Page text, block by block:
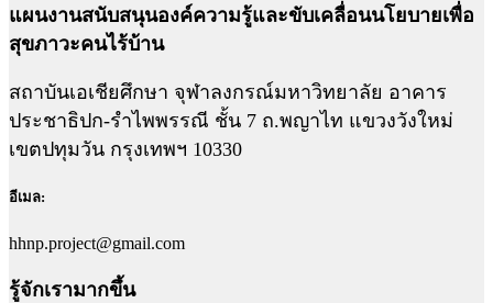
แผนงานสนับสนุนองค์ความรู้และขับเคลื่อนนโยบายเพื่อ
สุขภาวะคนไร้บ้าน
สถาบันเอเชียศึกษา จุฬาลงกรณ์มหาวิทยาลัย อาคาร
ประชาธิปก-รำไพพรรณี ชั้น 7 ถ.พญาไท แขวงวังใหม่
เขตปทุมวัน กรุงเทพฯ 10330
อีเมล:
hhnp.project@gmail.com
รู้จักเรามากขึ้น